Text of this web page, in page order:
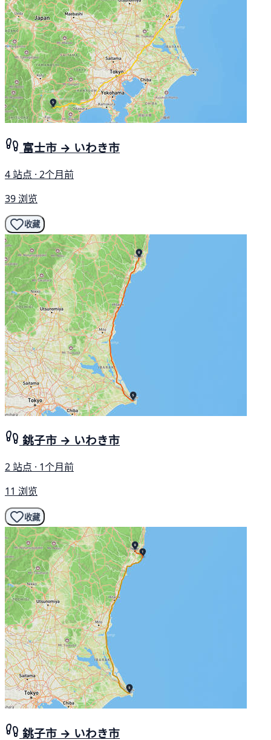
富士市 → いわき市
4 站点 · 2个月前
39 浏览
收藏
銚子市 → いわき市
2 站点 · 1个月前
11 浏览
收藏
銚子市 → いわき市